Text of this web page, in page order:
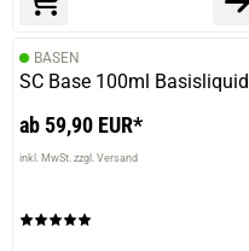
BASEN
SC Base 100ml Basisliquid
ab 59,90 EUR*
inkl. MwSt. zzgl. Versand